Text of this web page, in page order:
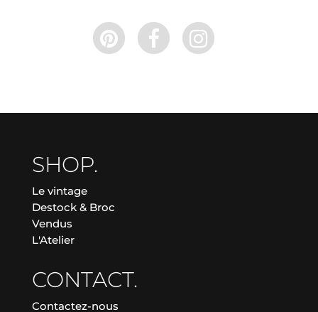
SHOP.
Le vintage
Destock & Broc
Vendus
L'Atelier
CONTACT.
Contactez-nous